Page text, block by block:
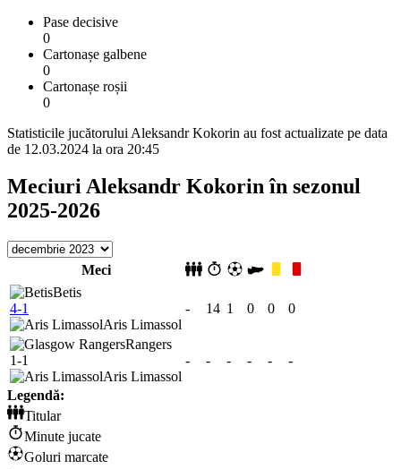
Pase decisive
0
Cartonașe galbene
0
Cartonașe roșii
0
Statisticile jucătorului Aleksandr Kokorin au fost actualizate pe data
de 12.03.2024 la ora 20:45
Meciuri Aleksandr Kokorin în sezonul
2025-2026
Meci
Betis
4-1
Aris Limassol
- 14 1 0 0 0
Rangers
1-1
Aris Limassol
- - - - - -
Legendă:
Titular
Minute jucate
Goluri marcate